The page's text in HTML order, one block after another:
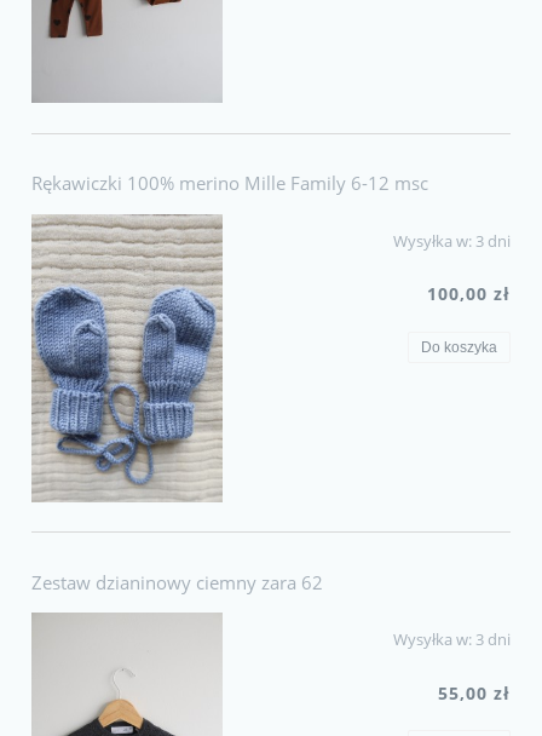
Rękawiczki 100% merino Mille Family 6-12 msc
Wysyłka w: 3 dni
100,00 zł
Do koszyka
Zestaw dzianinowy ciemny zara 62
Wysyłka w: 3 dni
55,00 zł